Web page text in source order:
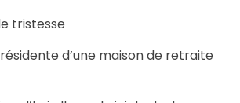
tristesse
d’une maison de retraite